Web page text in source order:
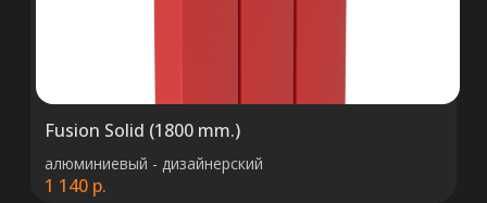
Fusion Solid (1800 mm.)
алюминиевый - дизайнерский
1 140 р.